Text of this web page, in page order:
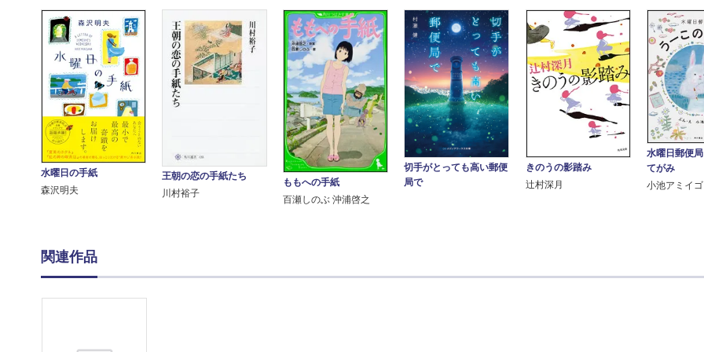
水曜日の手紙
森沢明夫
王朝の恋の手紙たち
川村裕子
ももへの手紙
百瀬しのぶ 沖浦啓之
切手がとっても高い郵便
局で
きのうの影踏み
辻村深月
水曜日郵便
てがみ
小池アミイゴ
関連作品